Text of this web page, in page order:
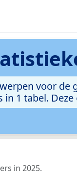
voor
in 1 tabel.
in 2025.